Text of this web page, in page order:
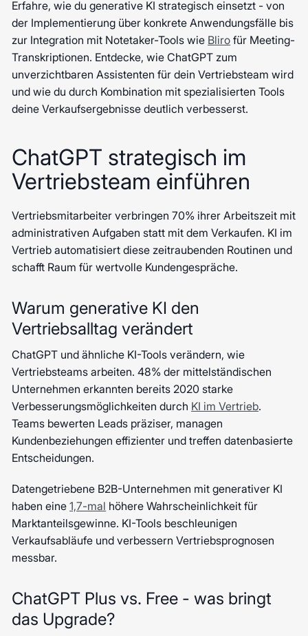
Erfahre, wie du generative KI strategisch einsetzt - von
der Implementierung über konkrete Anwendungsfälle bis
zur Integration mit Notetaker-Tools wie Bliro für Meeting-
Transkriptionen. Entdecke, wie ChatGPT zum
unverzichtbaren Assistenten für dein Vertriebsteam wird
und wie du durch Kombination mit spezialisierten Tools
deine Verkaufsergebnisse deutlich verbesserst.
ChatGPT strategisch im
Vertriebsteam einführen
Vertriebsmitarbeiter verbringen 70% ihrer Arbeitszeit mit
administrativen Aufgaben statt mit dem Verkaufen. KI im
Vertrieb automatisiert diese zeitraubenden Routinen und
schafft Raum für wertvolle Kundengespräche.
Warum generative KI den
Vertriebsalltag verändert
ChatGPT und ähnliche KI-Tools verändern, wie
Vertriebsteams arbeiten. 48% der mittelständischen
Unternehmen erkannten bereits 2020 starke
Verbesserungsmöglichkeiten durch KI im Vertrieb.
Teams bewerten Leads präziser, managen
Kundenbeziehungen effizienter und treffen datenbasierte
Entscheidungen.
Datengetriebene B2B-Unternehmen mit generativer KI
haben eine1,7-mal höhere Wahrscheinlichkeit für
Marktanteilsgewinne. KI-Tools beschleunigen
Verkaufsabläufe und verbessern Vertriebsprognosen
messbar.
ChatGPT Plus vs. Free - was bringt
das Upgrade?